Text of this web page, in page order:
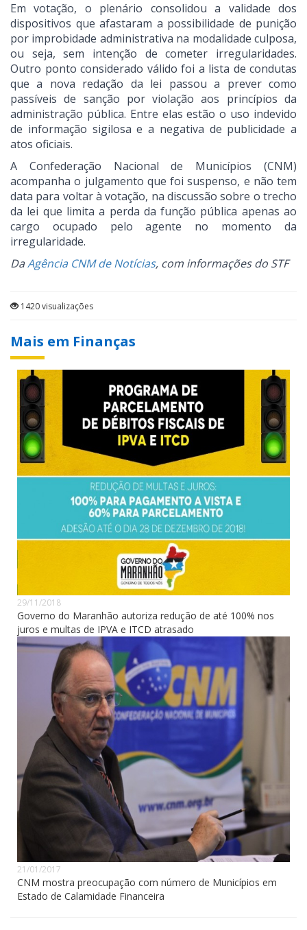
Em votação, o plenário consolidou a validade dos
dispositivos que afastaram a possibilidade de punição
por improbidade administrativa na modalidade culposa,
ou seja, sem intenção de cometer irregularidades.
Outro ponto considerado válido foi a lista de condutas
que a nova redação da lei passou a prever como
passíveis de sanção por violação aos princípios da
administração pública. Entre elas estão o uso indevido
de informação sigilosa e a negativa de publicidade a
atos oficiais.
A Confederação Nacional de Municípios (CNM)
acompanha o julgamento que foi suspenso, e não tem
data para voltar à votação, na discussão sobre o trecho
da lei que limita a perda da função pública apenas ao
cargo ocupado pelo agente no momento da
irregularidade.
DaAgência CNM de Notícias, com informações do STF
1420 visualizações
Mais em Finanças
29/11/2018
Governo do Maranhão autoriza redução de até 100% nos
juros e multas de IPVA e ITCD atrasado
21/01/2017
CNM mostra preocupação com número de Municípios em
Estado de Calamidade Financeira